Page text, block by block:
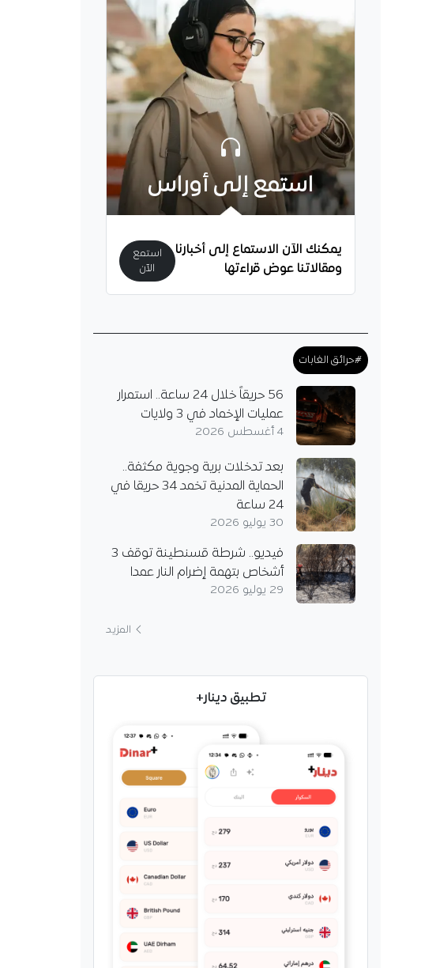
استمع إلى أوراس
يمكنك الآن الاستماع إلى أخبارنا
ومقالاتنا عوض قراءتها
استمع
الآن
#حرائق الغابات
56 حريقاً خلال 24 ساعة.. استمرار
عمليات الإخماد في 3 ولايات
4 أغسطس 2026
بعد تدخلات برية وجوية مكثفة..
الحماية المدنية تخمد 34 حريقا في
24 ساعة
30 يوليو 2026
فيديو.. شرطة قسنطينة توقف 3
أشخاص بتهمة إضرام النار عمدا
29 يوليو 2026
المزيد
تطبيق دينار+